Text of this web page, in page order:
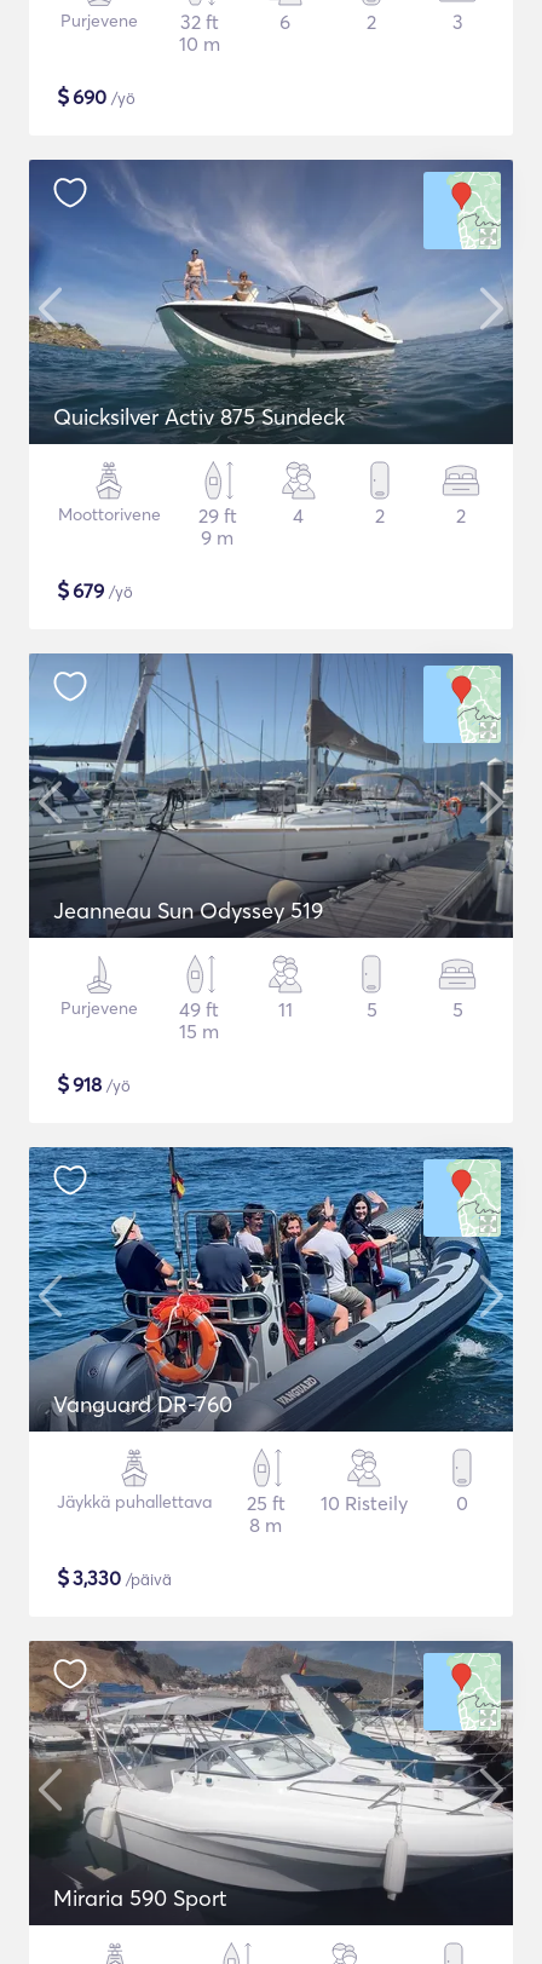
Purjevene
32 ft
10 m
6 2 3
$690 /yö
Quicksilver Activ 875 Sundeck
Moottorivene
29 ft
9 m
4 2 2
$679 /yö
Jeanneau Sun Odyssey 519
Purjevene
49 ft
15 m
11 5 5
$918 /yö
Vanguard DR-760
Jäykkä puhallettava
25 ft
8 m
10 Risteily 0
$3,330 /päivä
Miraria 590 Sport